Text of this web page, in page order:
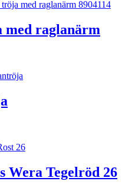
raglanärm
Wera Tegelröd 26